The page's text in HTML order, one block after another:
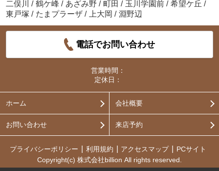
二俣川
/ 鶴ケ峰 / あざみ野 / 町田 / 玉川学園前 / 希望ケ丘 /
東戸塚 / たまプラーザ / 上大岡 / 淵野辺
電話でお問い合わせ
営業時間：
定休日：
ホーム 会社概要
お問い合わせ 来店予約
プライバシーポリシー 利用規約 アクセスマップ
PCサイト
Copyright(c) 株式会社billion All rights reserved.